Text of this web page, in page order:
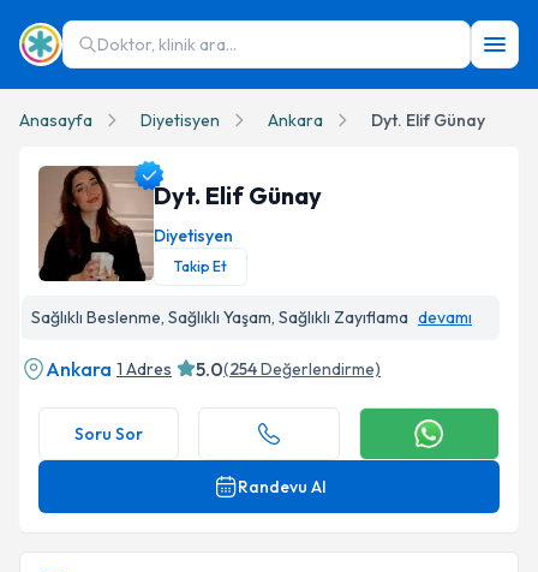
Doktor, klinik ara...
Anasayfa Diyetisyen Ankara Dyt. Elif Günay
Dyt. Elif Günay
Diyetisyen
Takip Et
Sağlıklı Beslenme, Sağlıklı Yaşam, Sağlıklı Zayıflama devamı
Ankara 1 Adres 5.0(254Değerlendirme)
Soru Sor
Randevu Al